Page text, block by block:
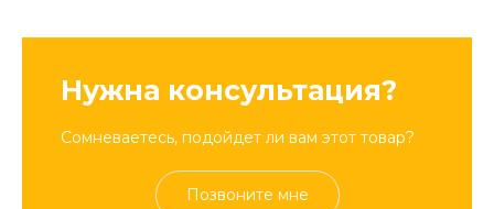
Нужна консультация?
Сомневаетесь, подойдет ли вам этот товар?
Позвоните мне